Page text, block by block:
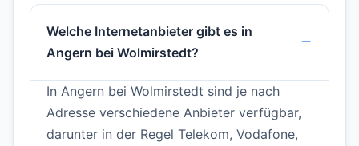
Welche Internetanbieter gibt es in
Angern bei Wolmirstedt?
In Angern bei Wolmirstedt sind je nach
Adresse verschiedene Anbieter verfügbar,
darunter in der Regel Telekom, Vodafone,